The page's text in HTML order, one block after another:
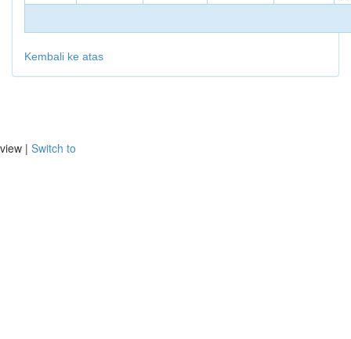
Kembali ke atas
view | Switch to